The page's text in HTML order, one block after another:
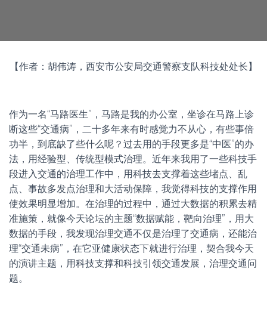
【作者：胡伟涛，西安市公安局交通警察支队科技处处长】
作为一名“马路医生”，马路是我的办公室，坐诊在马路上诊
断这些“交通病”，二十多年来有时感觉力不从心，有些事倍
功半，到底缺了些什么呢？过去用的手段更多是“中医”的办
法，用经验型、传统型模式治理。近年来我用了一些科技手
段进入交通的治理工作中，用科技去支撑着这些堵点、乱
点、事故多发点治理和大活动保障，我觉得科技的支撑作用
使效果明显增加。在治理的过程中，通过大数据的积累去精
准施策，就像今天论坛的主题“数据赋能，靶向治理”，用大
数据的手段，我发现治理交通不仅是治理了交通病，还能治
理“交通未病”，在它亚健康状态下就进行治理，契合我今天
的演讲主题，用科技支撑和科技引领交通发展，治理交通问
题。